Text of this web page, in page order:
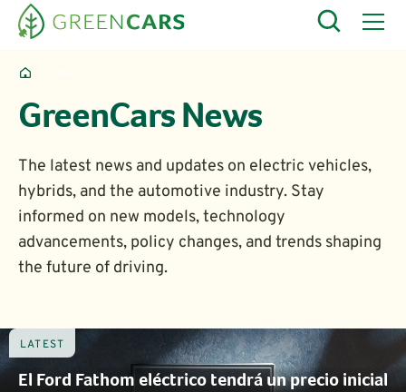
GreenCars News
The latest news and updates on electric vehicles,
hybrids, and the automotive industry. Stay
informed on new models, technology
advancements, policy changes, and trends shaping
the future of driving.
LATEST
El Ford Fathom eléctrico tendrá un precio inicial